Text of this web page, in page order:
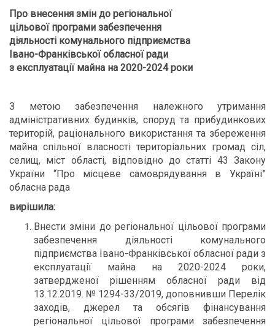
Про внесення змін до регіональної
цільової програми забезпечення
діяльності комунального підприємства
Івано-Франківської обласної ради
з експлуатації майна на 2020-2024 роки
З метою забезпечення належного утримання
адміністративних будинків, споруд та прибудинкових
територій, раціонального використання та збереження
майна спільної власності територіальних громад сіл,
селищ, міст області, відповідно до статті 43 Закону
України “Про місцеве самоврядування в Україні”
обласна рада
вирішила:
Внести зміни до регіональної цільової програми
забезпечення діяльності комунального
підприємства Івано-Франківської обласної ради з
експлуатації майна на 2020-2024 роки,
затвердженої рішенням обласної ради від
13.12.2019. № 1294-33/2019, доповнивши Перелік
заходів, джерел та обсягів фінансування
регіональної цільової програми забезпечення